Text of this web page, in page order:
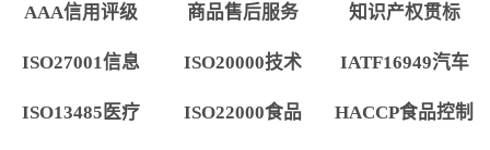
AAA信用评级 商品售后服务 知识产权贯标
ISO27001信息 ISO20000技术 IATF16949汽车
ISO13485医疗 ISO22000食品 HACCP食品控制